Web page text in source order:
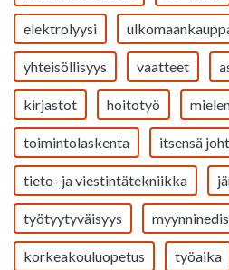
elektrolyysi
yhteisöllisyys vaatteet
kirjastot hoitotyö
toimintolaskenta itsensä
tieto- ja viestintätekniikka
työtyytyväisyys
korkeakouluopetus työaika